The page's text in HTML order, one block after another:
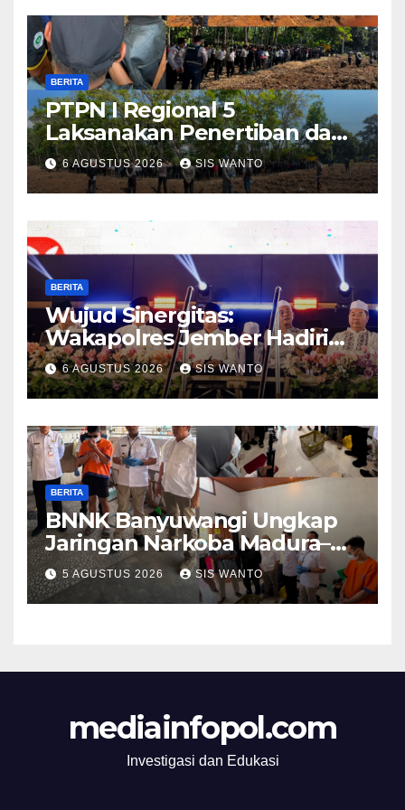
Warga
BERITA
PTPN I Regional 5
Laksanakan Penertiban dan
Pengamanan Aset
Perusahaan di Kebun
Mumbul dan Kebun
Glantangan
6 AGUSTUS 2026 SIS WANTO
BERITA
Wujud Sinergitas:
Wakapolres Jember Hadiri
Sholawat & Doa Sambut HUT
RI ke-81
6 AGUSTUS 2026 SIS WANTO
BERITA
BNNK Banyuwangi Ungkap
Jaringan Narkoba Madura–
Bali
5 AGUSTUS 2026 SIS WANTO
mediainfopol.com
Investigasi dan Edukasi